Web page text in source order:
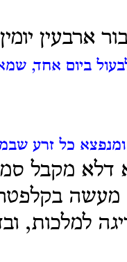
ארבעין
ביום אחד,
כל זרע
דלא מקבל
למלכות,